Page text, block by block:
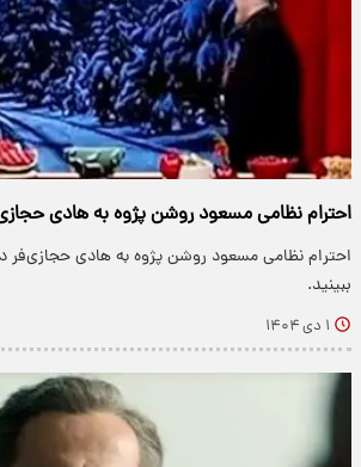
احترام نظامی مسعود روشن پژوه به هادی
احترام نظامی مسعود روشن پژوه به هادی حجازی‌فر
ببینید.
۱ دی ۱۴۰۴